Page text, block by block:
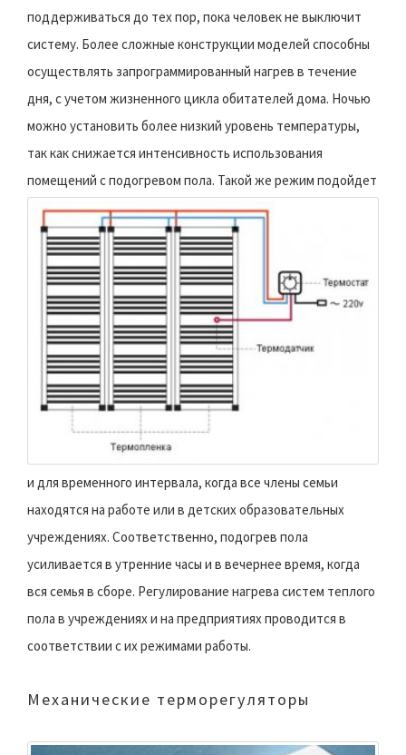
поддерживаться до тех пор, пока человек не выключит
систему. Более сложные конструкции моделей способны
осуществлять запрограммированный нагрев в течение
дня, с учетом жизненного цикла обитателей дома. Ночью
можно установить более низкий уровень температуры,
так как снижается интенсивность использования
помещений с подогревом пола. Такой же режим подойдет
и для временного интервала, когда все члены семьи
находятся на работе или в детских образовательных
учреждениях. Соответственно, подогрев пола
усиливается в утренние часы и в вечернее время, когда
вся семья в сборе. Регулирование нагрева систем теплого
пола в учреждениях и на предприятиях проводится в
соответствии с их режимами работы.
Механические терморегуляторы